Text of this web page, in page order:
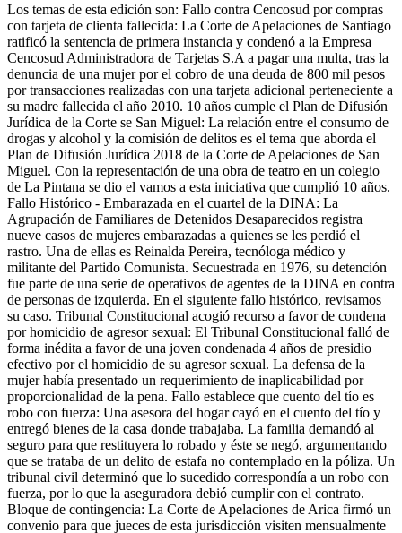
Los temas de esta edición son: Fallo contra Cencosud por compras
con tarjeta de clienta fallecida: La Corte de Apelaciones de Santiago
ratificó la sentencia de primera instancia y condenó a la Empresa
Cencosud Administradora de Tarjetas S.A a pagar una multa, tras la
denuncia de una mujer por el cobro de una deuda de 800 mil pesos
por transacciones realizadas con una tarjeta adicional perteneciente a
su madre fallecida el año 2010. 10 años cumple el Plan de Difusión
Jurídica de la Corte se San Miguel: La relación entre el consumo de
drogas y alcohol y la comisión de delitos es el tema que aborda el
Plan de Difusión Jurídica 2018 de la Corte de Apelaciones de San
Miguel. Con la representación de una obra de teatro en un colegio
de La Pintana se dio el vamos a esta iniciativa que cumplió 10 años.
Fallo Histórico - Embarazada en el cuartel de la DINA: La
Agrupación de Familiares de Detenidos Desaparecidos registra
nueve casos de mujeres embarazadas a quienes se les perdió el
rastro. Una de ellas es Reinalda Pereira, tecnóloga médico y
militante del Partido Comunista. Secuestrada en 1976, su detención
fue parte de una serie de operativos de agentes de la DINA en contra
de personas de izquierda. En el siguiente fallo histórico, revisamos
su caso. Tribunal Constitucional acogió recurso a favor de condena
por homicidio de agresor sexual: El Tribunal Constitucional falló de
forma inédita a favor de una joven condenada 4 años de presidio
efectivo por el homicidio de su agresor sexual. La defensa de la
mujer había presentado un requerimiento de inaplicabilidad por
proporcionalidad de la pena. Fallo establece que cuento del tío es
robo con fuerza: Una asesora del hogar cayó en el cuento del tío y
entregó bienes de la casa donde trabajaba. La familia demandó al
seguro para que restituyera lo robado y éste se negó, argumentando
que se trataba de un delito de estafa no contemplado en la póliza. Un
tribunal civil determinó que lo sucedido correspondía a un robo con
fuerza, por lo que la aseguradora debió cumplir con el contrato.
Bloque de contingencia: La Corte de Apelaciones de Arica firmó un
convenio para que jueces de esta jurisdicción visiten mensualmente